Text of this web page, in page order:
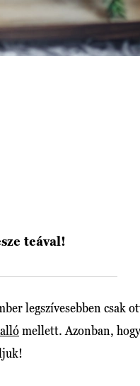
teával!
legszívesebben csak
mellett. Azonban,